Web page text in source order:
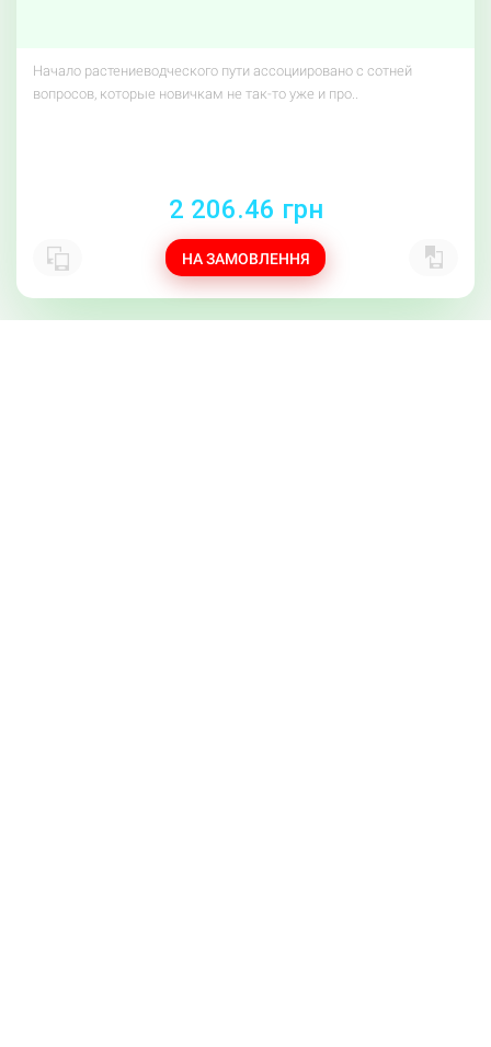
Начало растениеводческого пути ассоциировано с сотней
вопросов, которые новичкам не так-то уже и про..
2 206.46 грн
НА ЗАМОВЛЕННЯ